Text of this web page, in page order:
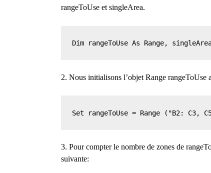
rangeToUse et singleArea.
Dim rangeToUse As Range,
2. Nous initialisons l’objet Range
Set rangeToUse = Range ("B2: C3,
3. Pour compter le nombre de zones de
suivante: